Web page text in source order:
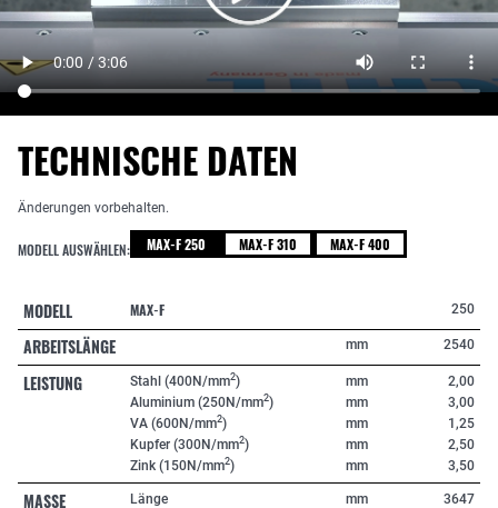
TECHNISCHE DATEN
Änderungen vorbehalten.
MODELL AUSWÄHLEN: MAX-F 250 MAX-F 310 MAX-F 400
MODELL MAX-F 250
ARBEITSLÄNGE mm 2540
LEISTUNG Stahl (400N/mm2)
Aluminium (250N/mm2)
VA (600N/mm2)
Kupfer (300N/mm2)
Zink (150N/mm2)
mm
mm
mm
mm
mm
2,00
3,00
1,25
2,50
3,50
MASSE Länge mm 3647